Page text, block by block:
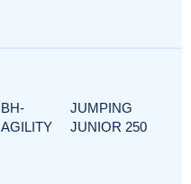
BH-
AGILITY
JUMPING
JUNIOR 250